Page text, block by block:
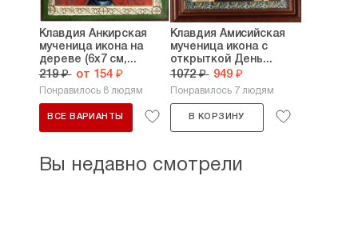
Клавдия Анкирская
мученица икона на
дереве (6х7 см,...
219 ₽ от 154 ₽
Понравилось 8 людям
ВСЕ ВАРИАНТЫ
Клавдия Амисийская
мученица икона с
открыткой День...
1072 ₽ 949 ₽
Понравилось 7 людям
В КОРЗИНУ
Вы недавно смотрели